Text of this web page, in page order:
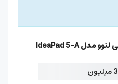
IdeaPad 5-A